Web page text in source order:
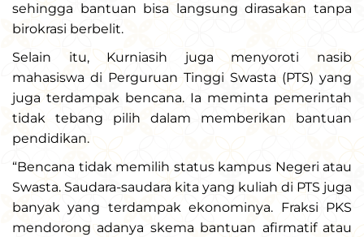
sehingga bantuan bisa langsung dirasakan tanpa
birokrasi berbelit.
Selain itu, Kurniasih juga menyoroti nasib
mahasiswa di Perguruan Tinggi Swasta (PTS) yang
juga terdampak bencana. Ia meminta pemerintah
tidak tebang pilih dalam memberikan bantuan
pendidikan.
“Bencana tidak memilih status kampus Negeri atau
Swasta. Saudara-saudara kita yang kuliah di PTS juga
banyak yang terdampak ekonominya. Fraksi PKS
mendorong adanya skema bantuan afirmatif atau